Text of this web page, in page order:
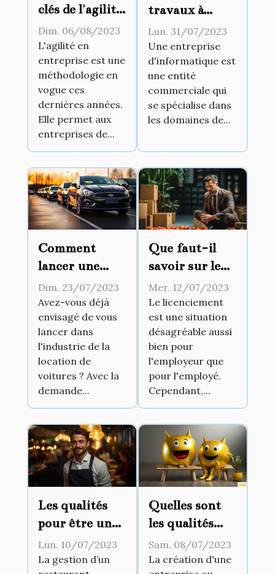
clés de l'agilité
en entreprise
Dim. 06/08/2023
L'agilité en
entreprise est une
méthodologie en
vogue ces
dernières années.
Elle permet aux
entreprises de...
travaux à
confier à une
entreprise
d'informatique
?
Lun. 31/07/2023
Une entreprise
d'informatique est
une entité
commerciale qui
se spécialise dans
les domaines de...
Comment
lancer une
entreprise de
location
automobile ?
Dim. 23/07/2023
Avez-vous déjà
envisagé de vous
lancer dans
l'industrie de la
location de
voitures ? Avec la
demande...
Que faut-il
savoir sur le
licenciement
abusif ?
Mer. 12/07/2023
Le licenciement
est une situation
désagréable aussi
bien pour
l'employeur que
pour l'employé.
Cependant,...
Les qualités
pour être un
bon gérant de
restaurant
Lun. 10/07/2023
La gestion d’un
Quelles sont
les qualités
requises pour
devenir un
Sam. 08/07/2023
La création d'une